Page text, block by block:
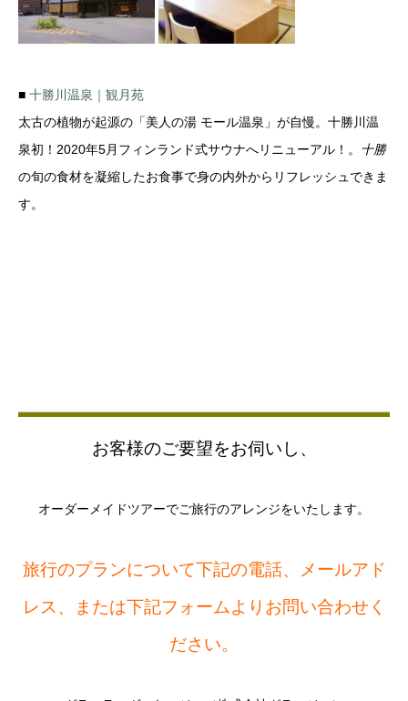
■ 十勝川温泉｜観月苑
太古の植物が起源の「美人の湯 モール温泉」が自慢。十勝川温
泉初！2020年5月フィンランド式サウナへリニューアル！。 十勝
の旬の食材を凝縮したお食事で身の内外からリフレッシュできま
す。
お客様のご要望をお伺いし、
オーダーメイドツアーでご旅行のアレンジをいたします。
旅行のプランについて下記の電話、メールアド
レス、または下記フォームよりお問い合わせく
ださい。